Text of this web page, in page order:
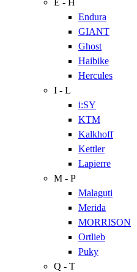
Endura
GIANT
Ghost
Haibike
Hercules
I - L
i:SY
KTM
Kalkhoff
Kettler
Lapierre
M - P
Malaguti
Merida
MORRISON
Ortlieb
Puky
Q - T